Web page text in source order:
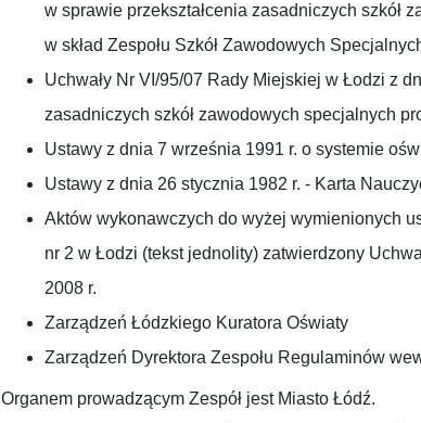
w sprawie przekształcenia zasadniczych szkół
w skład Zespołu Szkół Zawodowych
Uchwały Nr VI/95/07 Rady Miejskiej w Łodzi z
zasadniczych szkół zawodowych specjalnych
Ustawy z dnia 7 września 1991 r. o systemie
Ustawy z dnia 26 stycznia 1982 r. - Karta
Aktów wykonawczych do wyżej wymienionych
nr 2 w Łodzi (tekst jednolity) zatwierdzony
2008 r.
Zarządzeń Łódzkiego Kuratora Oświaty
Zarządzeń Dyrektora Zespołu Regulaminów
Organem prowadzącym Zespół jest Miasto Łódź.